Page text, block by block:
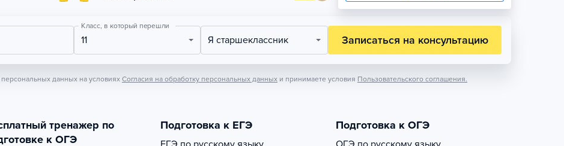
Класс, в который перешли
11 Я старшеклассник Записаться на консультацию
данных на условиях Согласия на обработку персональных данных и принимаете условия Пользовательского соглашения.
тренажер по
к ОГЭ
Подготовка к ЕГЭ Подготовка к ОГЭ